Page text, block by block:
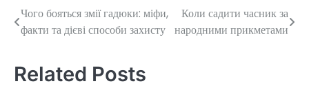
Post
navigation
Чого бояться змії гадюки: міфи,
факти та дієві способи захисту
Коли садити часник за
народними прикметами
Related Posts